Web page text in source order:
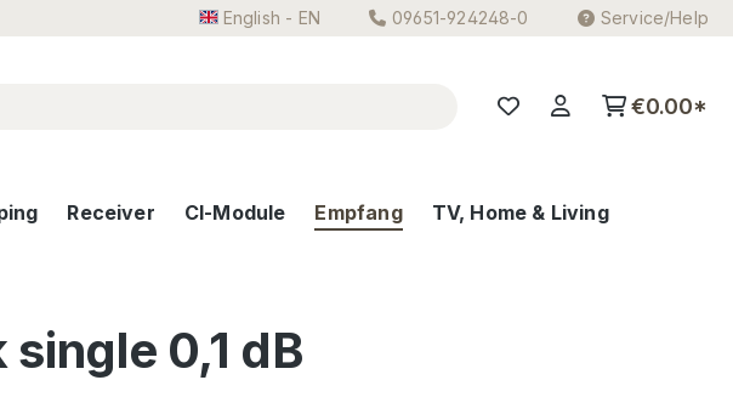
English - EN 09651-924248-0 Service/Help
€0.00*
Receiver CI-Module Empfang TV, Home & Living
0,1 dB